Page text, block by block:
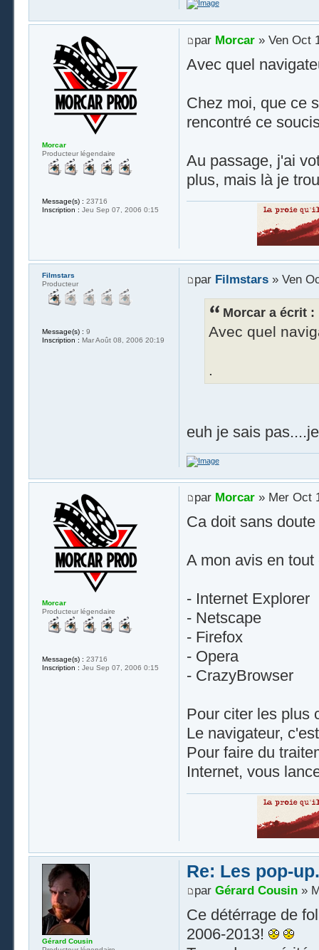
par Morcar» Ven Oct
Avec quel
Chez moi, que ce
rencontré ce
Au passage, j'ai
plus, mais là je
Morcar
Producteur légendaire
Message(s) : 23716
Inscription : Jeu Sep 07, 2006 0:15
par Filmstars» Ven
Morcar a écrit :
Avec quel
.
euh je sais
Filmstars
Producteur
Message(s) : 9
Inscription : Mar Août 08, 2006 20:19
par Morcar» Mer Oct
Ca doit sans
A mon avis en
- Internet Explorer
- Netscape
- Firefox
- Opera
- CrazyBrowser
Pour citer les plus
Le navigateur,
Pour faire du
Internet, vous
Morcar
Producteur légendaire
Message(s) : 23716
Inscription : Jeu Sep 07, 2006 0:15
Re: Les pop-
par Gérard Cousin»
Ce détérrage de
2006-2013!
Gérard Cousin